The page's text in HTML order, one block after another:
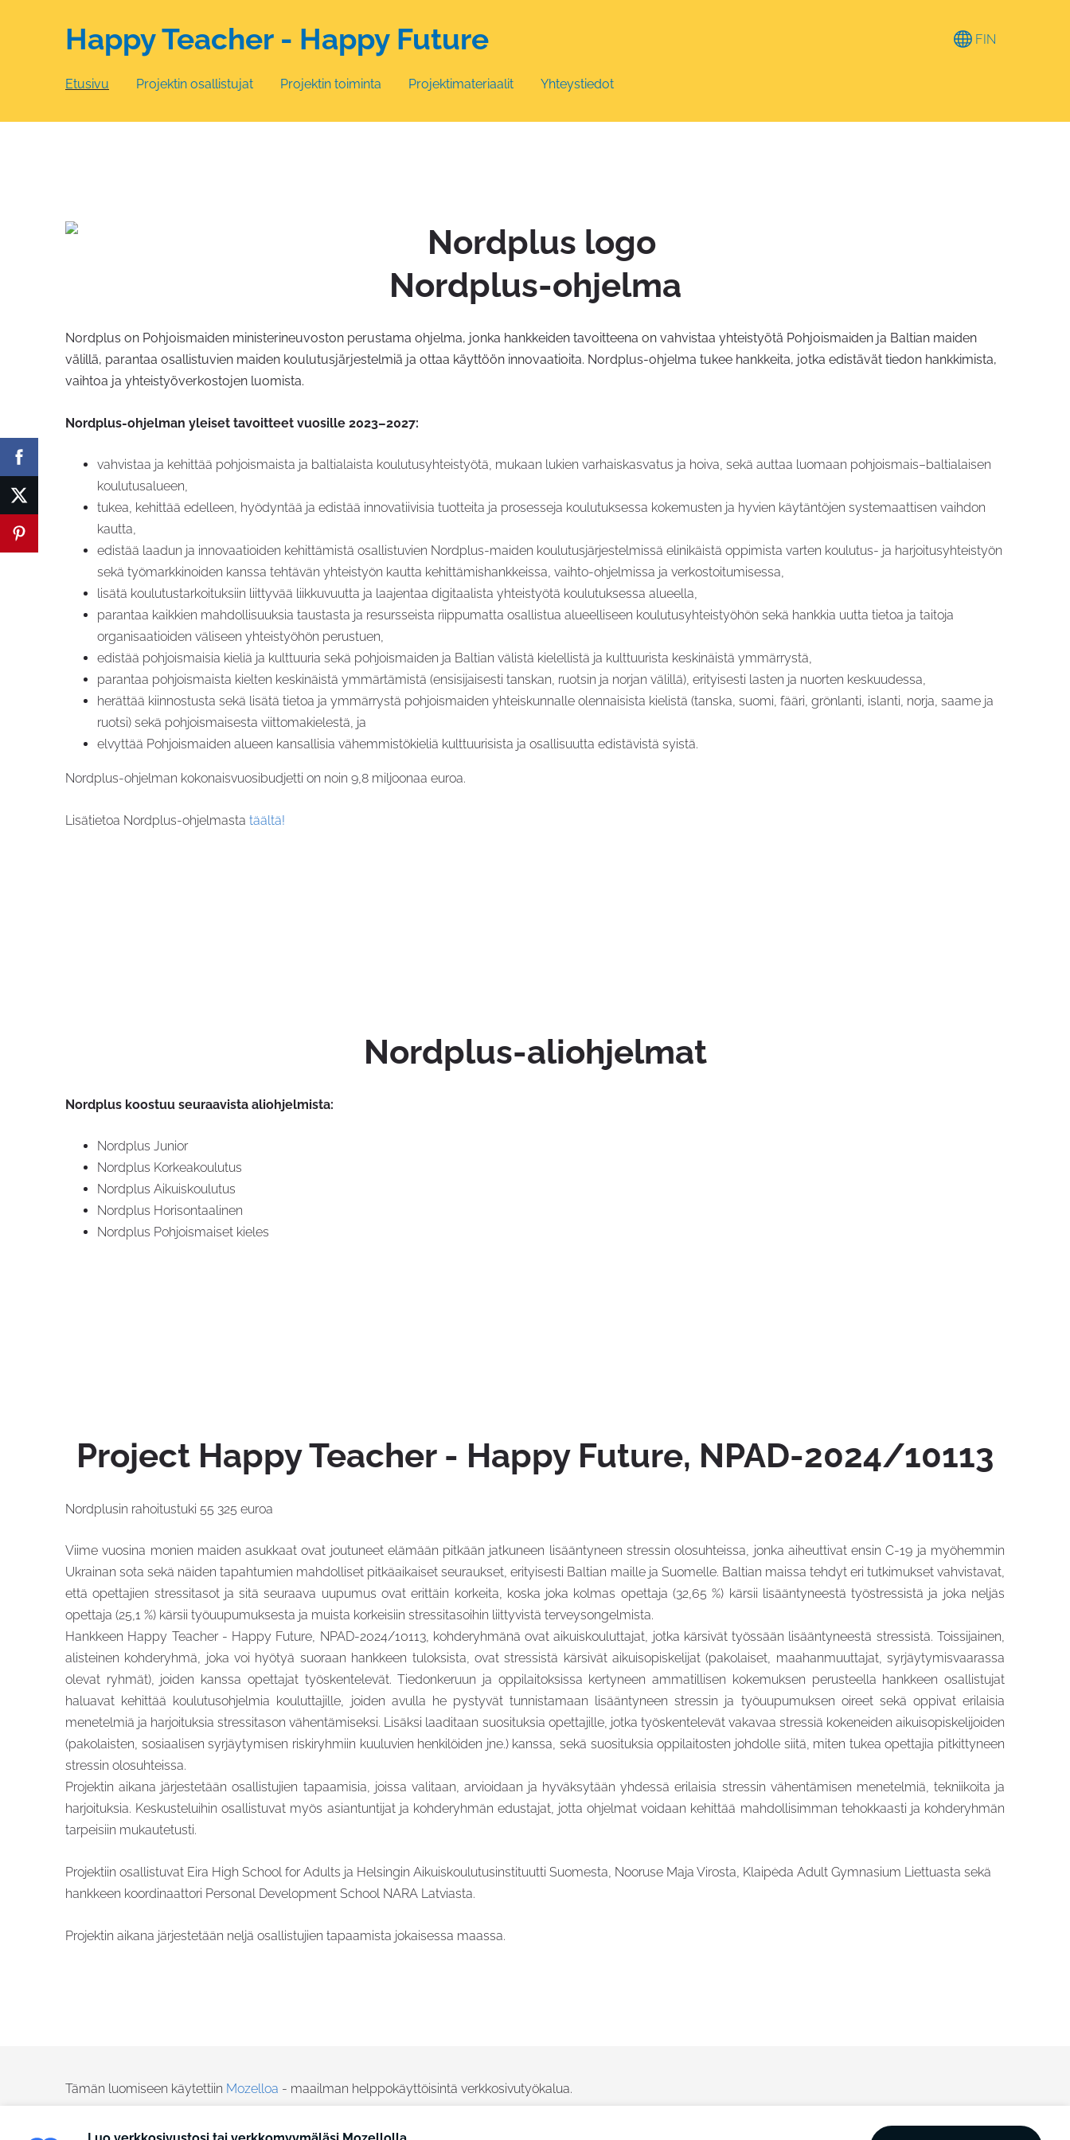
Happy Teacher - Happy Future
Etusivu Projektin osallistujat Projektin toiminta Projektimateriaalit Yhteystiedot
FIN
Nordplus-ohjelma
Nordplus on Pohjoismaiden ministerineuvoston perustama ohjelma, jonka hankkeiden tavoitteena on vahvistaa yhteistyötä Pohjoismaiden ja Baltian maiden
välillä, parantaa osallistuvien maiden koulutusjärjestelmiä ja ottaa käyttöön innovaatioita. Nordplus-ohjelma tukee hankkeita, jotka edistävät tiedon hankkimista,
vaihtoa ja yhteistyöverkostojen luomista.
Nordplus-ohjelman yleiset tavoitteet vuosille 2023–2027:
vahvistaa ja kehittää pohjoismaista ja baltialaista koulutusyhteistyötä, mukaan lukien varhaiskasvatus ja hoiva, sekä auttaa luomaan pohjoismais–baltialaisen
koulutusalueen,
tukea, kehittää edelleen, hyödyntää ja edistää innovatiivisia tuotteita ja prosesseja koulutuksessa kokemusten ja hyvien käytäntöjen systemaattisen vaihdon
kautta,
edistää laadun ja innovaatioiden kehittämistä osallistuvien Nordplus-maiden koulutusjärjestelmissä elinikäistä oppimista varten koulutus- ja harjoitusyhteistyön
sekä työmarkkinoiden kanssa tehtävän yhteistyön kautta kehittämishankkeissa, vaihto-ohjelmissa ja verkostoitumisessa,
lisätä koulutustarkoituksiin liittyvää liikkuvuutta ja laajentaa digitaalista yhteistyötä koulutuksessa alueella,
parantaa kaikkien mahdollisuuksia taustasta ja resursseista riippumatta osallistua alueelliseen koulutusyhteistyöhön sekä hankkia uutta tietoa ja taitoja
organisaatioiden väliseen yhteistyöhön perustuen,
edistää pohjoismaisia kieliä ja kulttuuria sekä pohjoismaiden ja Baltian välistä kielellistä ja kulttuurista keskinäistä ymmärrystä,
parantaa pohjoismaista kielten keskinäistä ymmärtämistä (ensisijaisesti tanskan, ruotsin ja norjan välillä), erityisesti lasten ja nuorten keskuudessa,
herättää kiinnostusta sekä lisätä tietoa ja ymmärrystä pohjoismaiden yhteiskunnalle olennaisista kielistä (tanska, suomi, fääri, grönlanti, islanti, norja, saame ja
ruotsi) sekä pohjoismaisesta viittomakielestä, ja
elvyttää Pohjoismaiden alueen kansallisia vähemmistökieliä kulttuurisista ja osallisuutta edistävistä syistä.
Nordplus-ohjelman kokonaisvuosibudjetti on noin 9,8 miljoonaa euroa.
Lisätietoa Nordplus-ohjelmasta täältä!
Nordplus-aliohjelmat
Nordplus koostuu seuraavista aliohjelmista:
Nordplus Junior
Nordplus Korkeakoulutus
Nordplus Aikuiskoulutus
Nordplus Horisontaalinen
Nordplus Pohjoismaiset kieles
Project Happy Teacher - Happy Future, NPAD-2024/10113
Nordplusin rahoitustuki 55 325 euroa
Viime vuosina monien maiden asukkaat ovat joutuneet elämään pitkään jatkuneen lisääntyneen stressin olosuhteissa, jonka aiheuttivat ensin C-19 ja myöhemmin
Ukrainan sota sekä näiden tapahtumien mahdolliset pitkäaikaiset seuraukset, erityisesti Baltian maille ja Suomelle. Baltian maissa tehdyt eri tutkimukset vahvistavat,
että opettajien stressitasot ja sitä seuraava uupumus ovat erittäin korkeita, koska joka kolmas opettaja (32,65 %) kärsii lisääntyneestä työstressistä ja joka neljäs
opettaja (25,1 %) kärsii työuupumuksesta ja muista korkeisiin stressitasoihin liittyvistä terveysongelmista.
Hankkeen Happy Teacher - Happy Future, NPAD-2024/10113, kohderyhmänä ovat aikuiskouluttajat, jotka kärsivät työssään lisääntyneestä stressistä. Toissijainen,
alisteinen kohderyhmä, joka voi hyötyä suoraan hankkeen tuloksista, ovat stressistä kärsivät aikuisopiskelijat (pakolaiset, maahanmuuttajat, syrjäytymisvaarassa
olevat ryhmät), joiden kanssa opettajat työskentelevät. Tiedonkeruun ja oppilaitoksissa kertyneen ammatillisen kokemuksen perusteella hankkeen osallistujat
haluavat kehittää koulutusohjelmia kouluttajille, joiden avulla he pystyvät tunnistamaan lisääntyneen stressin ja työuupumuksen oireet sekä oppivat erilaisia
menetelmiä ja harjoituksia stressitason vähentämiseksi. Lisäksi laaditaan suosituksia opettajille, jotka työskentelevät vakavaa stressiä kokeneiden aikuisopiskelijoiden
(pakolaisten, sosiaalisen syrjäytymisen riskiryhmiin kuuluvien henkilöiden jne.) kanssa, sekä suosituksia oppilaitosten johdolle siitä, miten tukea opettajia pitkittyneen
stressin olosuhteissa.
Projektin aikana järjestetään osallistujien tapaamisia, joissa valitaan, arvioidaan ja hyväksytään yhdessä erilaisia stressin vähentämisen menetelmiä, tekniikoita ja
harjoituksia. Keskusteluihin osallistuvat myös asiantuntijat ja kohderyhmän edustajat, jotta ohjelmat voidaan kehittää mahdollisimman tehokkaasti ja kohderyhmän
tarpeisiin mukautetusti.
Projektiin osallistuvat Eira High School for Adults ja Helsingin Aikuiskoulutusinstituutti Suomesta, Nooruse Maja Virosta, Klaipėda Adult Gymnasium Liettuasta sekä
hankkeen koordinaattori Personal Development School NARA Latviasta.
Projektin aikana järjestetään neljä osallistujien tapaamista jokaisessa maassa.
Tämän luomiseen käytettiin Mozelloa - maailman helppokäyttöisintä verkkosivutyökalua.